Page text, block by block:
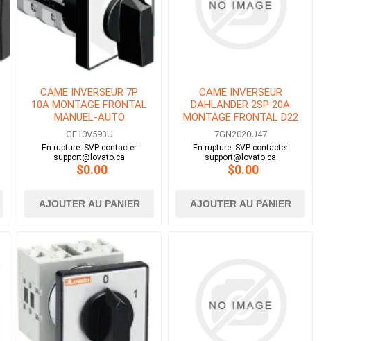
CAME INVERSEUR 7P
10A MONTAGE FRONTAL
MANUEL-AUTO
GF10V593U
En rupture: SVP contacter
support@lovato.ca
$0.00
AJOUTER AU PANIER
CAME INVERSEUR
DAHLANDER 2SP 20A
MONTAGE FRONTAL D22
7GN2020U47
En rupture: SVP contacter
support@lovato.ca
$0.00
AJOUTER AU PANIER